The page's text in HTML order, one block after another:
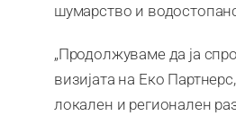
шумарство и
„Продолжуваме да ја
визијата на Еко
локален и регионален